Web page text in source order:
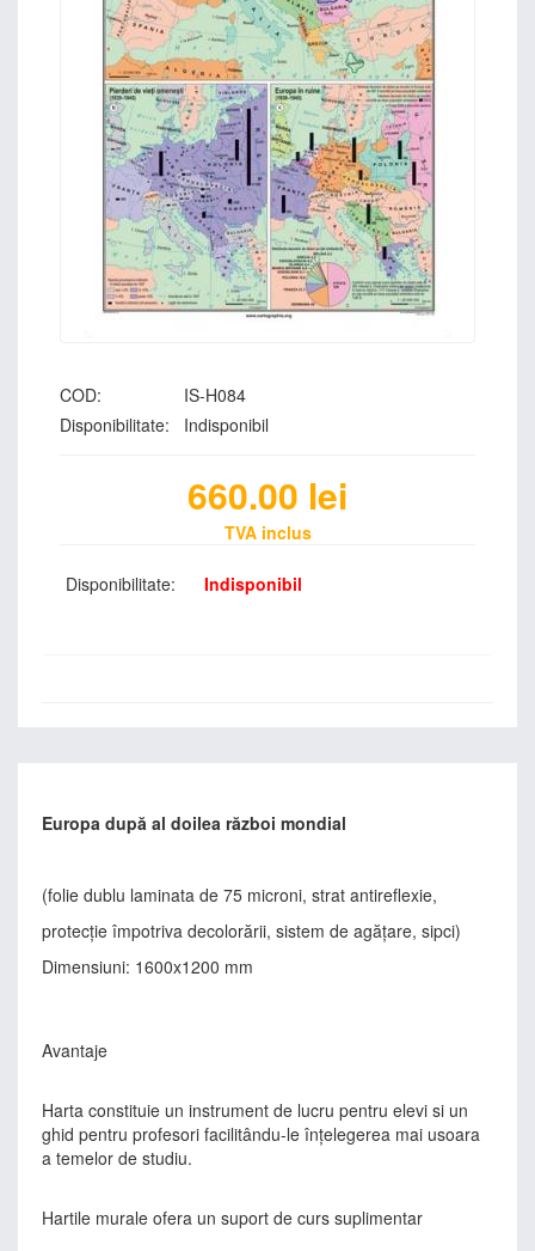
COD:
IS-H084
Disponibilitate:
Indisponibil
660.00 lei
TVA inclus
Disponibilitate: Indisponibil
Europa după al doilea război mondial
(folie dublu laminata de 75 microni, strat antireflexie,
protecţie împotriva decolorării, sistem de agăţare, sipci)
Dimensiuni: 1600x1200 mm
Avantaje
Harta constituie un instrument de lucru pentru elevi si un
ghid pentru profesori facilitându-le înţelegerea mai usoara
a temelor de studiu.
Hartile murale ofera un suport de curs suplimentar